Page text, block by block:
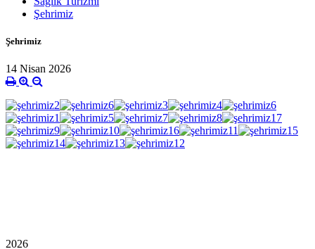
Şehrimiz
Şehrimiz
14 Nisan 2026
2026